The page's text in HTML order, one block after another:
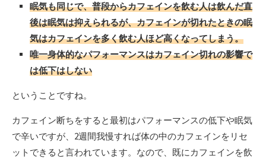
眠気も同じで、普段からカフェインを飲む人は飲んだ直
後は眠気は抑えられるが、カフェインが切れたときの眠
気はカフェインを多く飲む人ほど高くなってしまう。
唯一身体的なパフォーマンスはカフェイン切れの影響で
は低下はしない
ということですね。
カフェイン断ちをすると最初はパフォーマンスの低下や眠気
で辛いですが、2週間我慢すれば体の中のカフェインをリセ
ットできると言われています。なので、既にカフェインを飲